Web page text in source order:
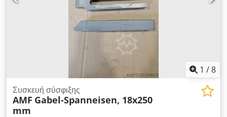
1 /8
Συσκευή σύσφιξης
AMF Gabel-Spanneisen, 18x250
mm